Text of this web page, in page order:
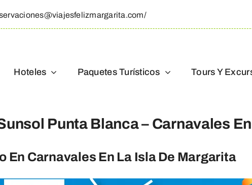
Hoteles Paquetes Turísticos Tours Y
Punta Blanca – Carnavales
En Carnavales En La Isla De Margarita